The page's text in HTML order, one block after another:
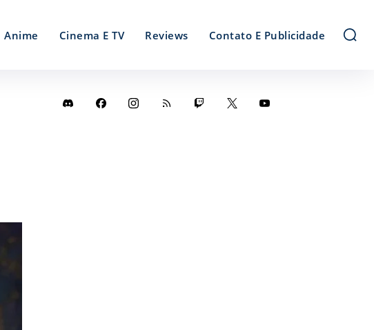
Anime Cinema E TV Reviews Contato E Publicidade